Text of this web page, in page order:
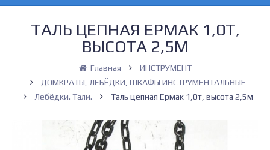
ТАЛЬ ЦЕПНАЯ ЕРМАК 1,0Т,
ВЫСОТА 2,5М
Главная
ИНСТРУМЕНТ
ДОМКРАТЫ, ЛЕБЁДКИ, ШКАФЫ ИНСТРУМЕНТАЛЬНЫЕ
Лебёдки. Тали.
Таль цепная Ермак 1,0т, высота 2,5м